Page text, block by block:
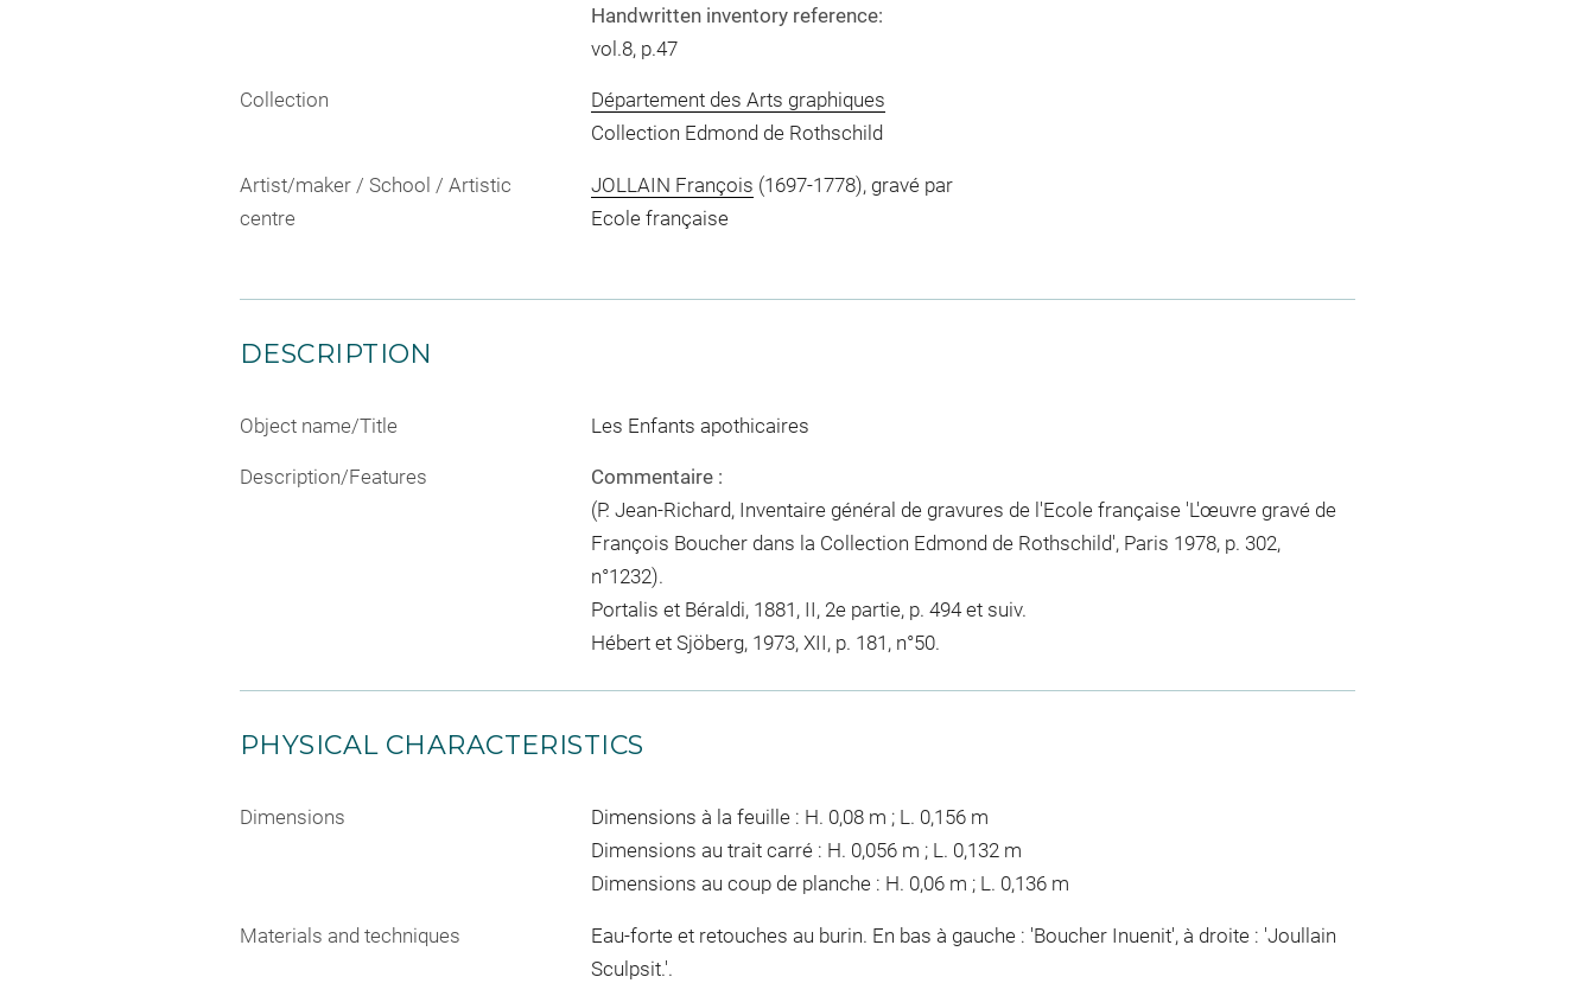
Handwritten inventory reference:
vol.8, p.47
Collection
Département des Arts graphiques
Collection Edmond de Rothschild
Artist/maker / School / Artistic
centre
JOLLAIN François (1697-1778), gravé par
Ecole française
DESCRIPTION
Object name/Title Les Enfants apothicaires
Description/Features
Commentaire :
(P. Jean-Richard, Inventaire général de gravures de l'Ecole française 'L'œuvre gravé de
François Boucher dans la Collection Edmond de Rothschild', Paris 1978, p. 302,
n°1232).
Portalis et Béraldi, 1881, II, 2e partie, p. 494 et suiv.
Hébert et Sjöberg, 1973, XII, p. 181, n°50.
PHYSICAL CHARACTERISTICS
Dimensions
Dimensions à la feuille : H. 0,08 m ; L. 0,156 m
Dimensions au trait carré : H. 0,056 m ; L. 0,132 m
Dimensions au coup de planche : H. 0,06 m ; L. 0,136 m
Materials and techniques
Eau-forte et retouches au burin. En bas à gauche : 'Boucher Inuenit', à droite : 'Joullain
Sculpsit.'.